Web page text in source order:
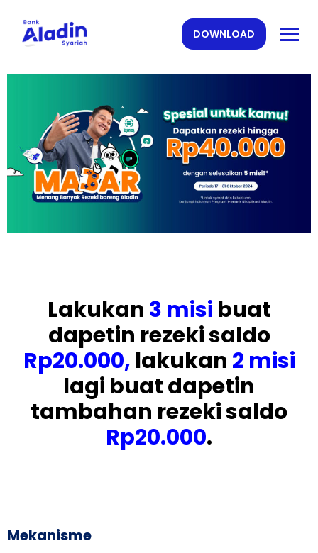
DOWNLOAD
Lakukan 3 misi buat
dapetin rezeki saldo
Rp20.000, lakukan 2 misi
lagi buat dapetin
tambahan rezeki saldo
Rp20.000.
Mekanisme